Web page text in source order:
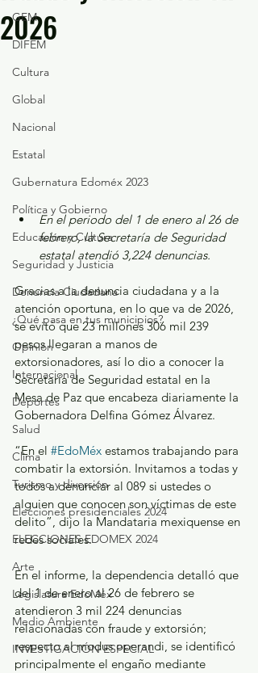
GEM
DIFEM
Cultura
Global
Nacional
Estatal
Gubernatura Edoméx 2023
Política y Gobierno
Educación y Cultura
Seguridad y Justicia
Denuncia Ciudadana
¿Qué pasa en tus municipios?
Opinión
Internacional
Deportes
Salud
Clima
Turismo y diversión
Elecciones presidenciales 2024
ELECCIONES EDOMEX 2024
Arte
Legislatura EdoMéx
Medio Ambiente
INVESTIGACIÓN ESPECIAL
2026
En el periodo del 1 de enero al 26 de
febrero, la Secretaría de Seguridad
estatal atendió 3,224 denuncias.
Gracias a la denuncia ciudadana y a la
atención oportuna, en lo que va de 2026,
se evitó que 23 millones 306 mil 239
pesos llegaran a manos de
extorsionadores, así lo dio a conocer la
Secretaría de Seguridad estatal en la
Mesa de Paz que encabeza diariamente la
Gobernadora Delfina Gómez Álvarez.
“En el #EdoMéx estamos trabajando para
combatir la extorsión. Invitamos a todas y
todos a denunciar al 089 si ustedes o
alguien que conocen son víctimas de este
delito”, dijo la Mandataria mexiquense en
redes sociales.
En el informe, la dependencia detalló que
del 1 de enero al 26 de febrero se
atendieron 3 mil 224 denuncias
relacionadas con fraude y extorsión;
respecto al modus operandi, se identificó
principalmente el engaño mediante